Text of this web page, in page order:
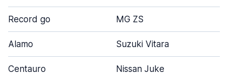
Record go MG ZS
Alamo Suzuki Vitara
Centauro Nissan Juke